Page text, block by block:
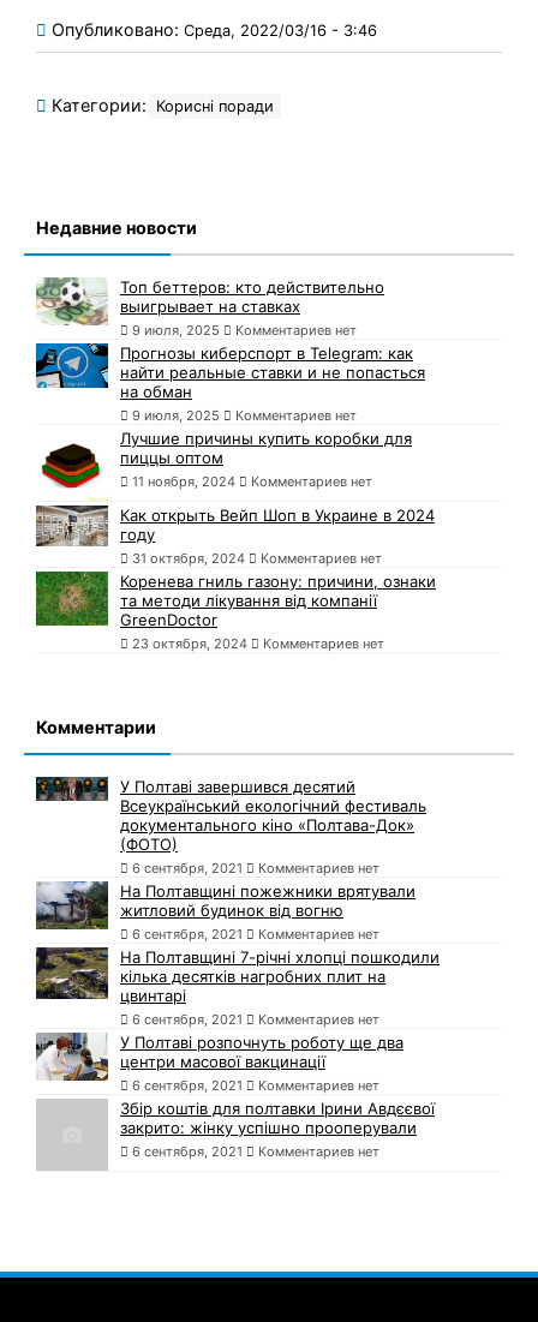
Опубликовано: Среда, 2022/03/16 - 3:46
Категории: Корисні поради
Недавние новости
Топ беттеров: кто действительно
выигрывает на ставках
9 июля, 2025 Комментариев нет
Прогнозы киберспорт в Telegram: как
найти реальные ставки и не попасться
на обман
9 июля, 2025 Комментариев нет
Лучшие причины купить коробки для
пиццы оптом
11 ноября, 2024 Комментариев нет
Как открыть Вейп Шоп в Украине в 2024
году
31 октября, 2024 Комментариев нет
Коренева гниль газону: причини, ознаки
та методи лікування від компанії
GreenDoctor
23 октября, 2024 Комментариев нет
Комментарии
У Полтаві завершився десятий
Всеукраїнський екологічний фестиваль
документального кіно «Полтава-Док»
(ФОТО)
6 сентября, 2021 Комментариев нет
На Полтавщині пожежники врятували
житловий будинок від вогню
6 сентября, 2021 Комментариев нет
На Полтавщині 7-річні хлопці пошкодили
кілька десятків нагробних плит на
цвинтарі
6 сентября, 2021 Комментариев нет
У Полтаві розпочнуть роботу ще два
центри масової вакцинації
6 сентября, 2021 Комментариев нет
Збір коштів для полтавки Ірини Авдєєвої
закрито: жінку успішно прооперували
6 сентября, 2021 Комментариев нет